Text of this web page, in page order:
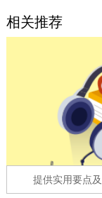
中介服务
12345网上接诉
走进北京
相关推荐
提供实用要点及